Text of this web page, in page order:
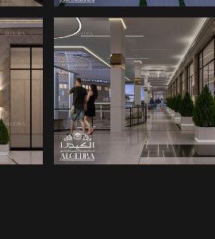
تصاميم معمارية لمراكز
التسوق